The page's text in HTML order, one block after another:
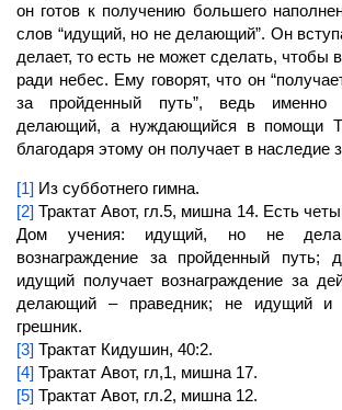
он готов к получению большего
слов “идущий, но не делающий”. Он
делает, то есть не может сделать, чтобы
ради небес. Ему говорят, что он
за пройденный путь”, ведь
делающий, а нуждающийся в помощи
благодаря этому он получает в наследие
[1] Из субботнего гимна.
[2] Трактат Авот, гл.5, мишна 14. Есть
Дом учения: идущий, но не
вознаграждение за пройденный путь;
идущий получает вознаграждение за
делающий – праведник; не идущий
грешник.
[3] Трактат Кидушин, 40:2.
[4] Трактат Авот, гл,1, мишна 17.
[5] Трактат Авот, гл.2, мишна 12.